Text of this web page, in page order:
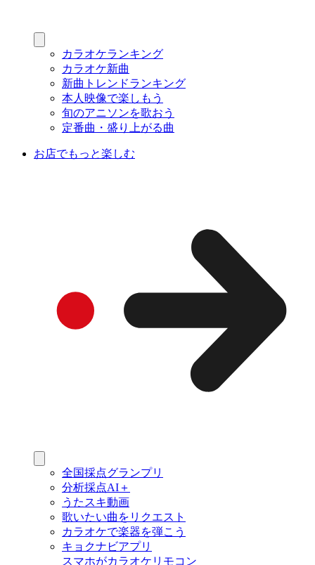
カラオケランキング
カラオケ新曲
新曲トレンドランキング
本人映像で楽しもう
旬のアニソンを歌おう
定番曲・盛り上がる曲
お店でもっと楽しむ
全国採点グランプリ
分析採点AI＋
うたスキ動画
歌いたい曲をリクエスト
カラオケで楽器を弾こう
キョクナビアプリ
スマホがカラオケリモコン